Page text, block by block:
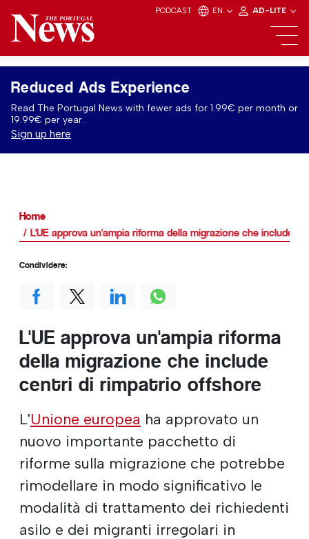
PODCAST EN AD-LITE
Reduced Ads Experience
Read The Portugal News with fewer ads for 1.99€ per month or
19.99€ per year.
Sign up here
Home
L'UE approva un'ampia riforma della migrazione che include
L'UE approva un'ampia riforma
della migrazione che include
centri di rimpatrio offshore
L'Unione europea ha approvato un
nuovo importante pacchetto di
riforme sulla migrazione che potrebbe
rimodellare in modo significativo le
modalità di trattamento dei richiedenti
asilo e dei migranti irregolari in
Condividere: